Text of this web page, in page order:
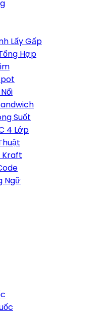
Lấy Gấp
Hợp
Suốt
4 Lớp
Kraft
Ngữ